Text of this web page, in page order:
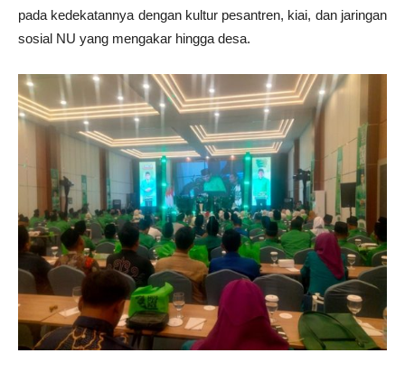
pada kedekatannya dengan kultur pesantren, kiai, dan jaringan
sosial NU yang mengakar hingga desa.